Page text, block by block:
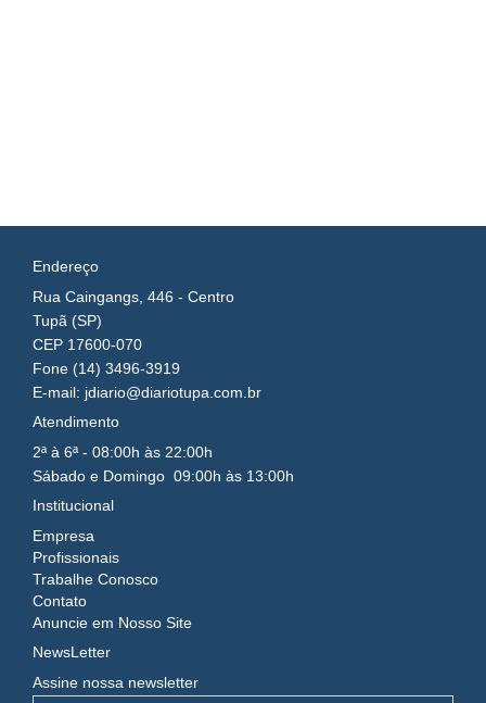
Endereço
Rua Caingangs, 446 - Centro
Tupã (SP)
CEP 17600-070
Fone (14) 3496-3919
E-mail: jdiario@diariotupa.com.br
Atendimento
2ª à 6ª - 08:00h às 22:00h
Sábado e Domingo 09:00h às 13:00h
Institucional
Empresa
Profissionais
Trabalhe Conosco
Contato
Anuncie em Nosso Site
NewsLetter
Assine nossa newsletter